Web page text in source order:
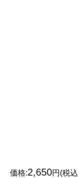
価格:2,650円(税込